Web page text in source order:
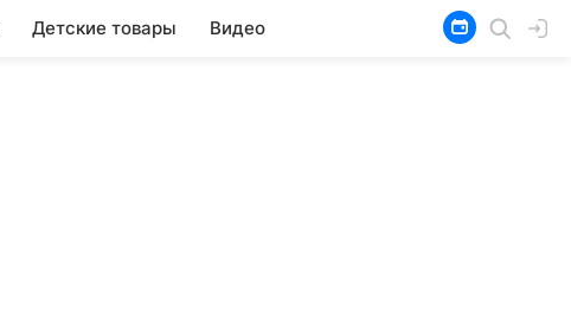
Детские товары Видео